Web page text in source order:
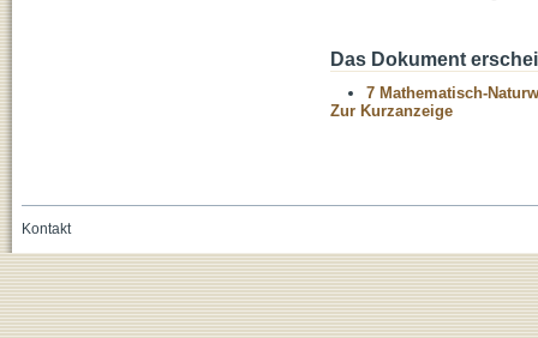
Das Dokument
7 Mathematisch-
Zur Kurzanzeige
Kontakt